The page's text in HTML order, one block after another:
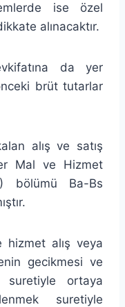
ise özel
alınacaktır.
da yer
brüt tutarlar
alış ve satış
Mal ve Hizmet
bölümü Ba-Bs
alış veya
gecikmesi ve
suretiyle ortaya
suretiyle